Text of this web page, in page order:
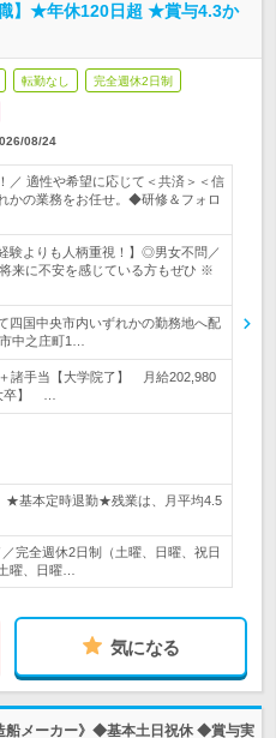
】★年休120日超 ★賞与4.3か
転勤なし 完全週休2日制
08/24
／ 適性や希望に応じて＜共済＞＜信
かの業務をお任せ。◆研修＆フォロ
験よりも人柄重視！】◎男女不問／
来に不安を感じている方もぜひ ※
四国中央市内いずれかの勤務地へ配
中之庄町1…
諸手当【大学院了】 月給202,980
卒】 …
★基本定時退勤★残業は、月平均4.5
完全週休2日制（土曜、日曜、祝日
曜、日曜…
気になる
船メーカー》◆基本土日祝休 ◆賞与実